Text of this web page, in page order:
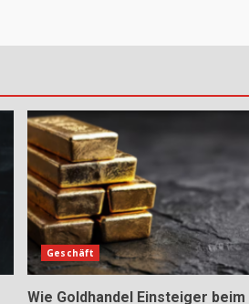
Geschäft
Wie Goldhandel Einsteiger beim